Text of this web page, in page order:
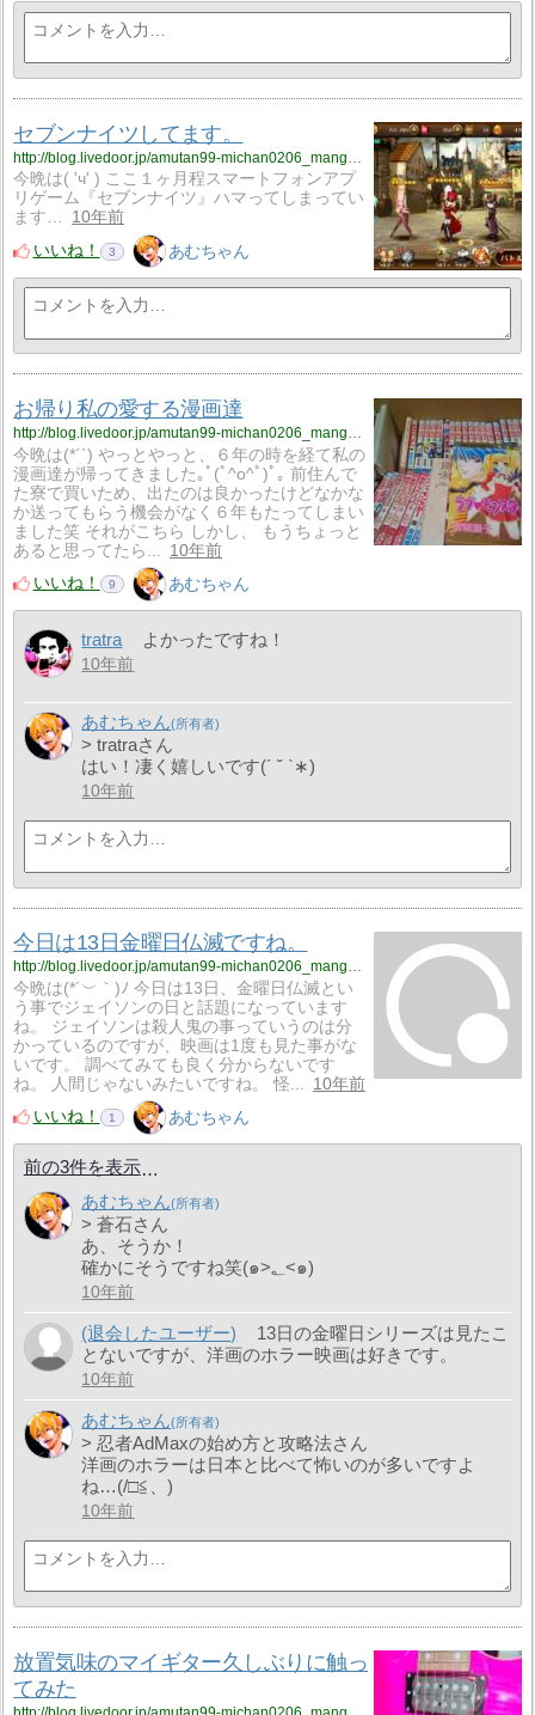
セブンナイツしてます。
http://blog.livedoor.jp/amutan99-michan0206_manga_anime0502/archives/3234181.html
今晩は( 'ч' ) ここ１ヶ月程スマートフォンアプ
リゲーム『セブンナイツ』ハマってしまってい
ます…
10年前
いいね！
3 あむちゃん
お帰り私の愛する漫画達
http://blog.livedoor.jp/amutan99-michan0206_manga_anime0502/archives/3215890.html
今晩は(*´`) やっとやっと、６年の時を経て私の
漫画達が帰ってきました｡ﾟ(ﾟ^o^ﾟ)ﾟ｡ 前住んで
た寮で買いため、出たのは良かったけどなかな
か送ってもらう機会がなく６年もたってしまい
ました笑 それがこちら しかし、 もうちょっと
あると思ってたら...
10年前
いいね！
9 あむちゃん
tratra よかったですね！
10年前
あむちゃん
> tratraさん
はい！凄く嬉しいです(´ ˘ `∗)
10年前
今日は13日金曜日仏滅ですね。
http://blog.livedoor.jp/amutan99-michan0206_manga_anime0502/archives/3194067.html
今晩は(*´︶｀)ﾉ 今日は13日、金曜日仏滅とい
う事でジェイソンの日と話題になっています
ね。 ジェイソンは殺人鬼の事っていうのは分
かっているのですが、映画は1度も見た事がな
いです。 調べてみても良く分からないです
ね。 人間じゃないみたいですね。 怪...
10年前
いいね！
1 あむちゃん
前の3件を表示
あむちゃん
> 蒼石さん
あ、そうか！
確かにそうですね笑(๑>؂<๑)
10年前
(退会したユーザー)
13日の金曜日シリーズは見たこ
とないですが、洋画のホラー映画は好きです。
10年前
あむちゃん
> 忍者AdMaxの始め方と攻略法さん
洋画のホラーは日本と比べて怖いのが多いですよ
ね…(/□≦、)
10年前
放置気味のマイギター久しぶりに触っ
てみた